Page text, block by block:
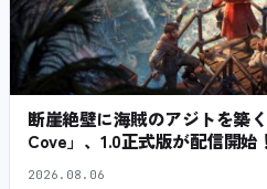
断崖絶壁に海賊のアジトを築
Cove」、1.0正式版が配信開始
2026.08.06